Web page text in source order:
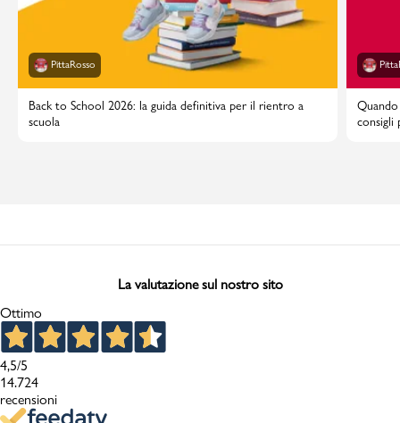
PittaRosso
Back to School 2026: la guida definitiva per il rientro a
scuola
consigli
La valutazione sul nostro sito
Ottimo
4,5/5
14.724
recensioni